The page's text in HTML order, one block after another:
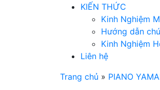
KIẾN THỨC
Kinh Nghiệm
Hướng dẫn
Kinh Nghiệm
Liên hệ
Trang chủ » PIANO